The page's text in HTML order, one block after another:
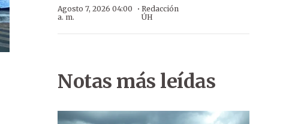
Agosto 7, 2026 04:00
a. m.
· Redacción
ÚH
Notas más leídas